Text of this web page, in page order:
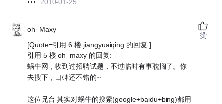
2010-01-25
oh_Maxy
[Quote=引用 6 楼 jiangyuaiqing 的回复:]
引用 5 楼 oh_maxy 的回复:
蜗牛网，收到过招聘试题，不过临时有事耽搁了。你
去搜下，口碑还不错的~
这位兄台,其实对蜗牛的搜索(google+baidu+bing)都用
赞